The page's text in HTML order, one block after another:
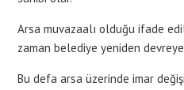
Arsa muvazaalı olduğu ifade
zaman belediye yeniden
Bu defa arsa üzerinde imar